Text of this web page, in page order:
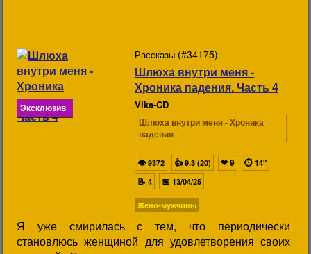
Эксклюзив
Рассказы (#34175)
Шлюха внутри меня -
Хроника падения. Часть 4
Vika-CD
Шлюха внутри меня - Хроника
падения
Я уже смирилась с тем, что периодически
становлюсь женщиной для удовлетворения своих
👁9372 👍 9.3 (20) ❤9 ⏱ 14"
📝 4 📅 13/04/25
Жено-мужчины